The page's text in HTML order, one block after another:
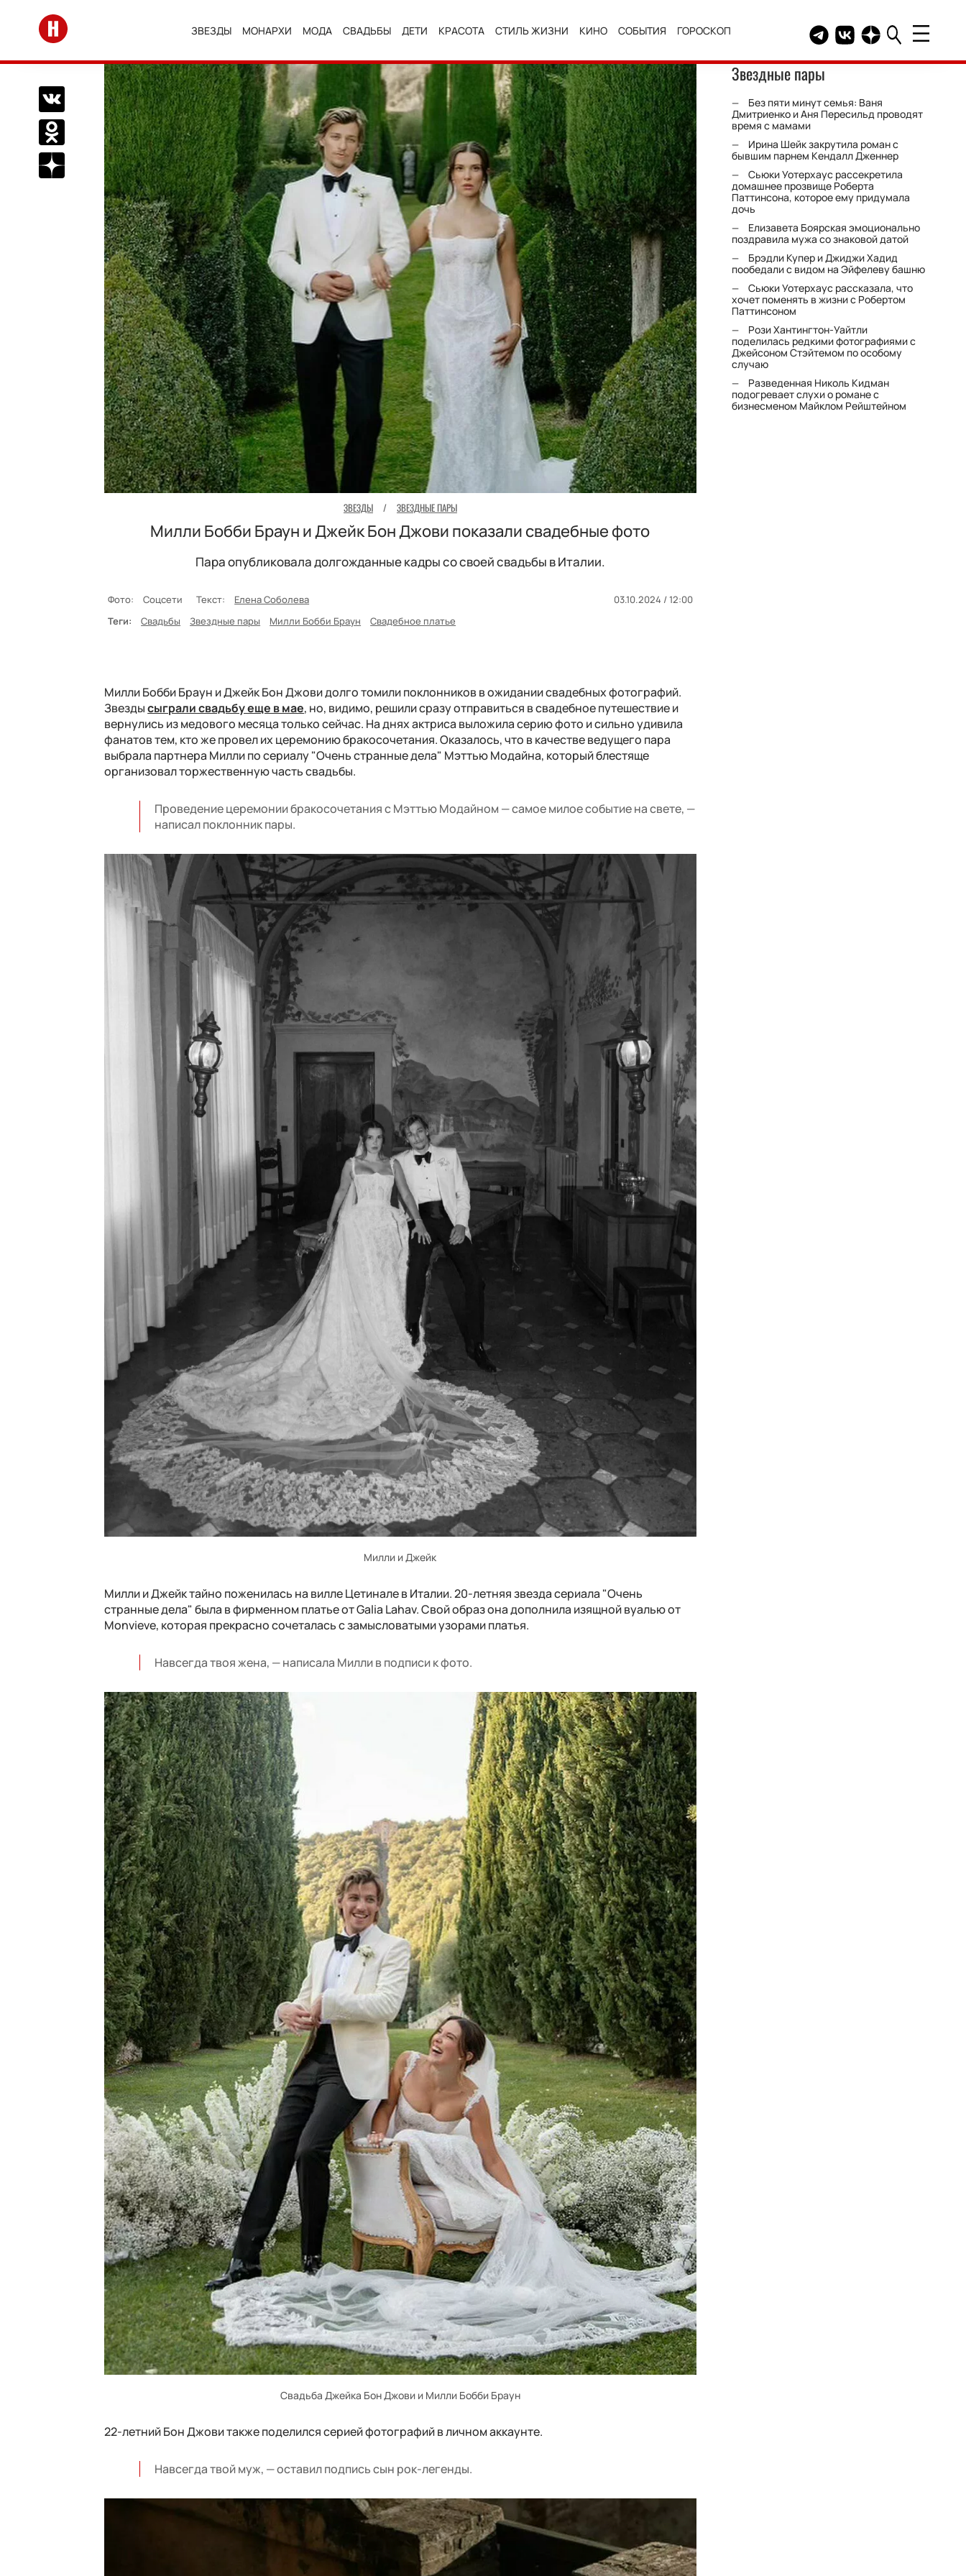
Перейти на главную
ЗВЕЗДЫ МОНАРХИ МОДА СВАДЬБЫ ДЕТИ КРАСОТА СТИЛЬ ЖИЗНИ КИНО СОБЫТИЯ ГОРОСКОП Telegram канал HELLO
Группа HELLO
Канал HELLO в
Поделиться Вконтакте
Поделиться в Одноклассниках
Подписаться на нас в Дзен
ЗВЕЗДЫ / ЗВЕЗДНЫЕ ПАРЫ
Милли Бобби Браун и Джейк Бон Джови показали свадебные фото
Пара опубликовала долгожданные кадры со своей свадьбы в Италии.
Фото: Соцсети Текст: Елена Соболева
03.10.2024 / 12:00
Теги:
Свадьбы Звездные пары Милли Бобби Браун Свадебное платье
Милли Бобби Браун и Джейк Бон Джови долго томили поклонников в ожидании свадебных фотографий.
Звездысыграли свадьбу еще в мае, но, видимо, решили сразу отправиться в свадебное путешествие и
вернулись из медового месяца только сейчас. На днях актриса выложила серию фото и сильно удивила
фанатов тем, кто же провел их церемонию бракосочетания. Оказалось, что в качестве ведущего пара
выбрала партнера Милли по сериалу "Очень странные дела" Мэттью Модайна, который блестяще
организовал торжественную часть свадьбы.
Проведение церемонии бракосочетания с Мэттью Модайном — самое милое событие на свете, —
написал поклонник пары.
Милли и Джейк
Милли и Джейк тайно поженилась на вилле Цетинале в Италии. 20-летняя звезда сериала "Очень
странные дела" была в фирменном платье от Galia Lahav. Свой образ она дополнила изящной вуалью от
Monvieve, которая прекрасно сочеталась с замысловатыми узорами платья.
Навсегда твоя жена, — написала Милли в подписи к фото.
Свадьба Джейка Бон Джови и Милли Бобби Браун
22-летний Бон Джови также поделился серией фотографий в личном аккаунте.
Навсегда твой муж, — оставил подпись сын рок-легенды.
Звездные пары
Без пяти минут семья: Ваня
Дмитриенко и Аня Пересильд проводят
время с мамами
Ирина Шейк закрутила роман с
бывшим парнем Кендалл Дженнер
Сьюки Уотерхаус рассекретила
домашнее прозвище Роберта
Паттинсона, которое ему придумала
дочь
Елизавета Боярская эмоционально
поздравила мужа со знаковой датой
Брэдли Купер и Джиджи Хадид
пообедали с видом на Эйфелеву башню
Сьюки Уотерхаус рассказала, что
хочет поменять в жизни с Робертом
Паттинсоном
Рози Хантингтон-Уайтли
поделилась редкими фотографиями с
Джейсоном Стэйтемом по особому
случаю
Разведенная Николь Кидман
подогревает слухи о романе с
бизнесменом Майклом Рейштейном